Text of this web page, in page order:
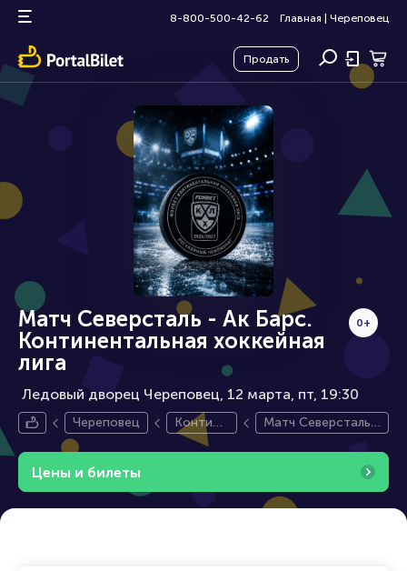
8-800-500-42-62 Главная Череповец
Продать
Матч Северсталь - Ак Барс.
Континентальная хоккейная
лига
Ледовый дворец Череповец, 12 марта
0+
пт, 19:30
Череповец
Контине
нтальна
я Хоккей
Матч Северсталь -
тальная хоккейная
Цены и билеты